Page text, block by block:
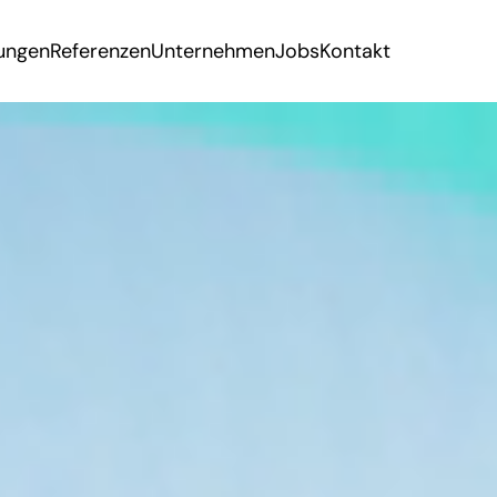
ReferenzenUnternehmenJobsKontakt